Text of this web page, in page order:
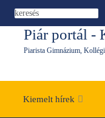
Piár portál -
Piarista Gimnázium,
Kiemelt hírek